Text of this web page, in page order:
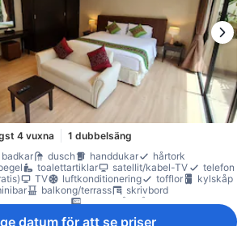
4 vuxna
1 dubbelsäng
badkar dusch handdukar
hårtork
toalettartiklar satellit/kabel-TV
telefon
TV luftkonditionering tofflor
kylskåp
balkong/terrass
skrivbord
tillgängliga
värdeskåp på rummet
datum för att se priser